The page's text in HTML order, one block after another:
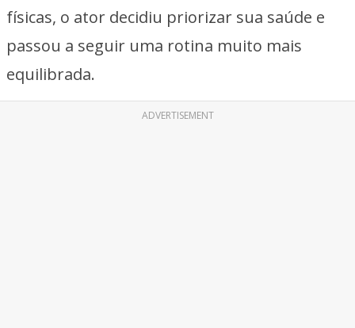
físicas, o ator decidiu priorizar sua saúde e
passou a seguir uma rotina muito mais
equilibrada.
ADVERTISEMENT